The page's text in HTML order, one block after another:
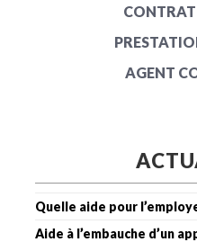
CONTRAT
AGENT
Quelle aide pour
Aide à l’embauche d’un